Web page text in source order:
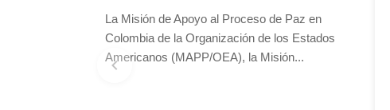
La Misión de Apoyo al Proceso de Paz en
Colombia de la Organización de los Estados
Americanos (MAPP/OEA), la Misión...